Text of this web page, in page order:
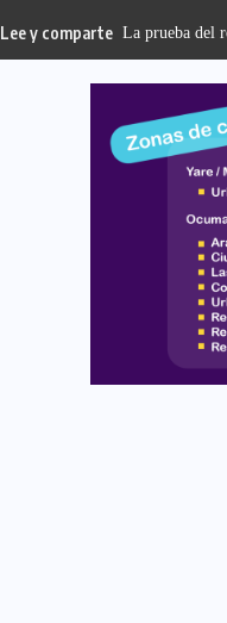
Lee y comparte La prueba del